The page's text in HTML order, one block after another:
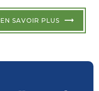
EN SAVOIR PLUS